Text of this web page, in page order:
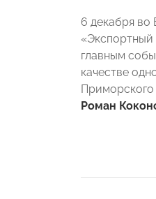
6 декабря
«Экспортный
главным
качестве
Роман